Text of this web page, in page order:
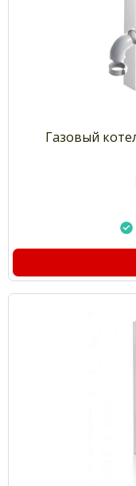
Газовый